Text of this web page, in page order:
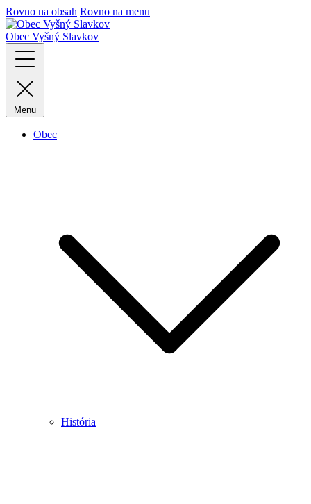
Rovno na obsah Rovno na menu
Obec Vyšný Slavkov
Menu
Obec
História